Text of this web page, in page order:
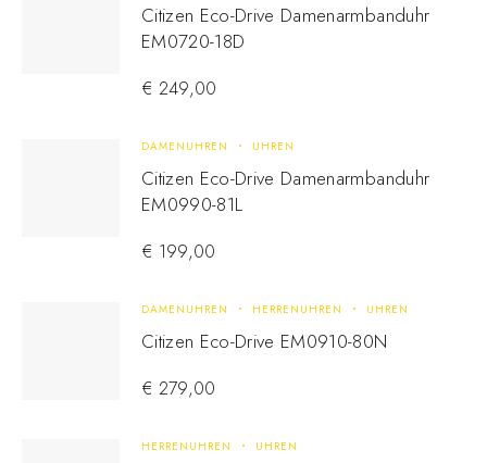
Citizen Eco-Drive Damenarmbanduhr
EM0720-18D
€ 249,00
DAMENUHREN UHREN
Citizen Eco-Drive Damenarmbanduhr
EM0990-81L
€ 199,00
DAMENUHREN HERRENUHREN UHREN
Citizen Eco-Drive EM0910-80N
€ 279,00
HERRENUHREN UHREN